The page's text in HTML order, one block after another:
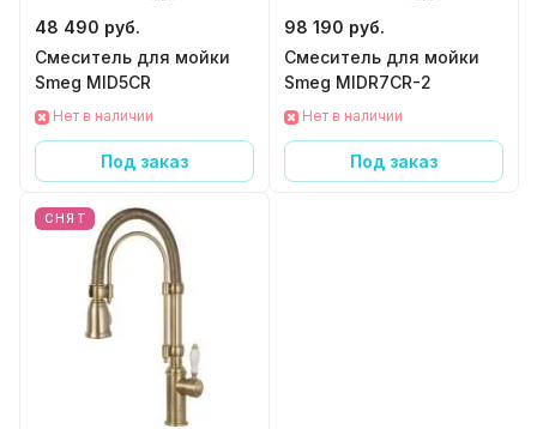
48 490 руб.
Смеситель для мойки
Smeg MID5CR
Нет в наличии
Под заказ
98 190 руб.
Смеситель для мойки
Smeg MIDR7CR-2
Нет в наличии
Под заказ
СНЯТ